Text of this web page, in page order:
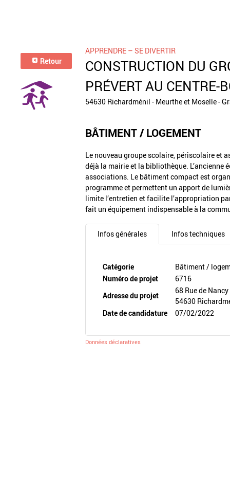
Retour
APPRENDRE – SE DIVERTIR
CONSTRUCTION DU
PRÉVERT AU CENTRE-
54630 Richardménil - Meurthe et Moselle -
BÂTIMENT / LOGEMENT
Le nouveau groupe scolaire, périscolaire
déjà la mairie et la bibliothèque. L’ancienne
associations. Le bâtiment compact est
programme et permettent un apport de
limite l’entretien et facilite l’appropriation
fait un équipement indispensable à la
Infos générales Infos techniques
Catégorie
Bâtiment /
Numéro de projet
6716
Adresse du projet
68 Rue de Nancy
54630
Date de candidature
07/02/2022
Données déclaratives